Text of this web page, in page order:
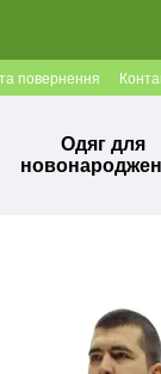
повернення
Одяг для